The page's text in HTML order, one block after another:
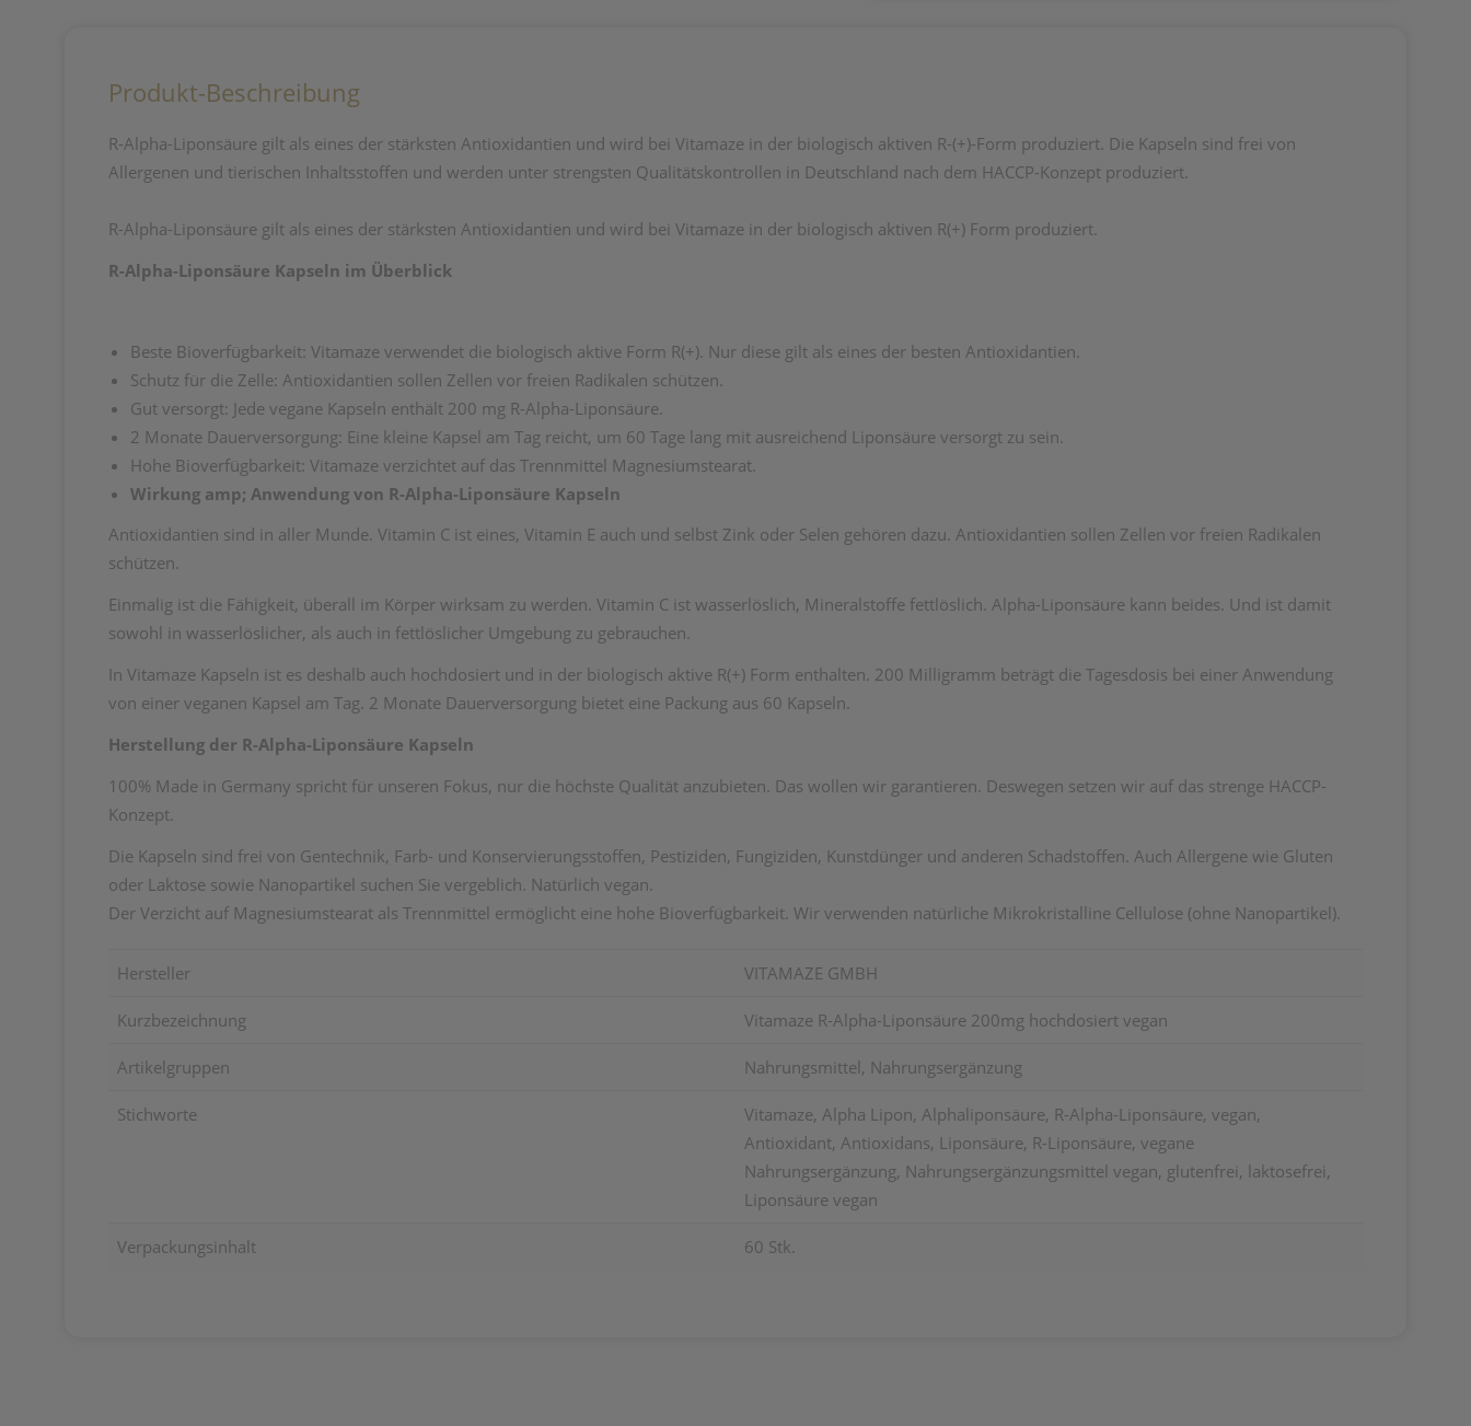
Produkt-Beschreibung
R-Alpha-Liponsäure gilt als eines der stärksten Antioxidantien und wird bei Vitamaze in der biologisch aktiven R-(+)-Form produziert. Die Kapseln sind frei von
Allergenen und tierischen Inhaltsstoffen und werden unter strengsten Qualitätskontrollen in Deutschland nach dem HACCP-Konzept produziert.
R-Alpha-Liponsäure gilt als eines der stärksten Antioxidantien und wird bei Vitamaze in der biologisch aktiven R(+) Form produziert.
R-Alpha-Liponsäure Kapseln im Überblick
Beste Bioverfügbarkeit: Vitamaze verwendet die biologisch aktive Form R(+). Nur diese gilt als eines der besten Antioxidantien.
Schutz für die Zelle: Antioxidantien sollen Zellen vor freien Radikalen schützen.
Gut versorgt: Jede vegane Kapseln enthält 200 mg R-Alpha-Liponsäure.
2 Monate Dauerversorgung: Eine kleine Kapsel am Tag reicht, um 60 Tage lang mit ausreichend Liponsäure versorgt zu sein.
Hohe Bioverfügbarkeit: Vitamaze verzichtet auf das Trennmittel Magnesiumstearat.
Wirkung amp; Anwendung von R-Alpha-Liponsäure Kapseln
Antioxidantien sind in aller Munde. Vitamin C ist eines, Vitamin E auch und selbst Zink oder Selen gehören dazu. Antioxidantien sollen Zellen vor freien Radikalen
schützen.
Einmalig ist die Fähigkeit, überall im Körper wirksam zu werden. Vitamin C ist wasserlöslich, Mineralstoffe fettlöslich. Alpha-Liponsäure kann beides. Und ist damit
sowohl in wasserlöslicher, als auch in fettlöslicher Umgebung zu gebrauchen.
In Vitamaze Kapseln ist es deshalb auch hochdosiert und in der biologisch aktive R(+) Form enthalten. 200 Milligramm beträgt die Tagesdosis bei einer Anwendung
von einer veganen Kapsel am Tag. 2 Monate Dauerversorgung bietet eine Packung aus 60 Kapseln.
Herstellung der R-Alpha-Liponsäure Kapseln
100% Made in Germany spricht für unseren Fokus, nur die höchste Qualität anzubieten. Das wollen wir garantieren. Deswegen setzen wir auf das strenge HACCP-
Konzept.
Die Kapseln sind frei von Gentechnik, Farb- und Konservierungsstoffen, Pestiziden, Fungiziden, Kunstdünger und anderen Schadstoffen. Auch Allergene wie Gluten
oder Laktose sowie Nanopartikel suchen Sie vergeblich. Natürlich vegan.
Der Verzicht auf Magnesiumstearat als Trennmittel ermöglicht eine hohe Bioverfügbarkeit. Wir verwenden natürliche Mikrokristalline Cellulose (ohne Nanopartikel).
Hersteller VITAMAZE GMBH
Kurzbezeichnung Vitamaze R-Alpha-Liponsäure 200mg hochdosiert vegan
Artikelgruppen Nahrungsmittel, Nahrungsergänzung
Stichworte
Vitamaze, Alpha Lipon, Alphaliponsäure, R-Alpha-Liponsäure, vegan,
Antioxidant, Antioxidans, Liponsäure, R-Liponsäure, vegane
Nahrungsergänzung, Nahrungsergänzungsmittel vegan, glutenfrei, laktosefrei,
Liponsäure vegan
Verpackungsinhalt 60 Stk.